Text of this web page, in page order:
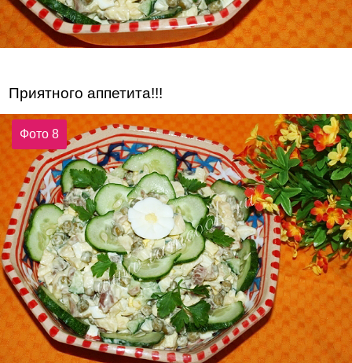
Приятного аппетита!!!
Фото 8